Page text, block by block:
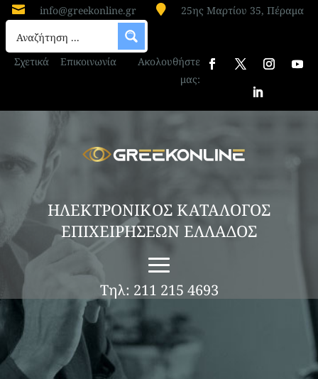
 info@greekonline.gr  25ης Μαρτίου 35, Πέραμα
Σχετικά Επικοινωνία
Ακολουθήστε
μας:
ΗΛΕΚΤΡΟΝΙΚΟΣ ΚΑΤΑΛΟΓΟΣ
ΕΠΙΧΕΙΡΗΣΕΩΝ ΕΛΛΑΔΟΣ
Τηλ: 211 215 4693